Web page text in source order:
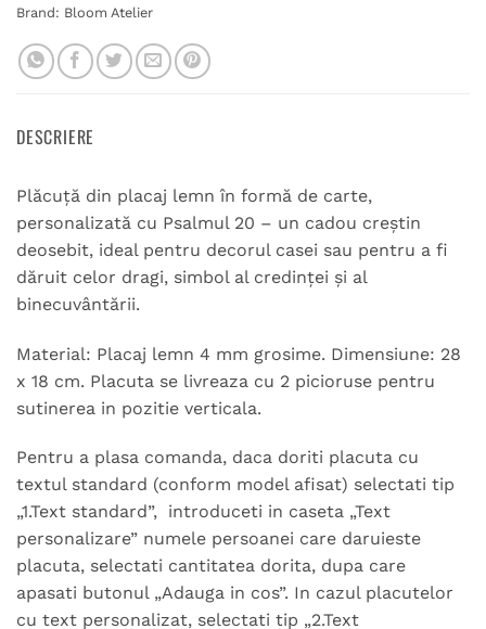
Brand: Bloom Atelier
DESCRIERE
Plăcuță din placaj lemn în formă de carte,
personalizată cu Psalmul 20 – un cadou creștin
deosebit, ideal pentru decorul casei sau pentru a fi
dăruit celor dragi, simbol al credinței și al
binecuvântării.
Material: Placaj lemn 4 mm grosime. Dimensiune: 28
x 18 cm. Placuta se livreaza cu 2 picioruse pentru
sutinerea in pozitie verticala.
Pentru a plasa comanda, daca doriti placuta cu
textul standard (conform model afisat) selectati tip
„1.Text standard”, introduceti in caseta „Text
personalizare” numele persoanei care daruieste
placuta, selectati cantitatea dorita, dupa care
apasati butonul „Adauga in cos”. In cazul placutelor
cu text personalizat, selectati tip „2.Text